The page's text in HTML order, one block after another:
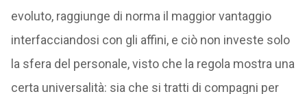
evoluto, raggiunge di norma il maggior vantaggio
interfacciandosi con gli affini, e ciò non investe solo
la sfera del personale, visto che la regola mostra una
certa universalità: sia che si tratti di compagni per